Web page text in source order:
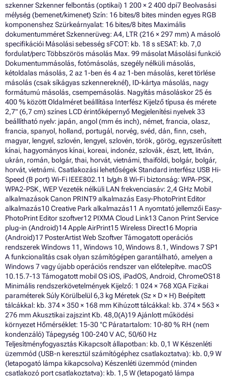
szkenner Szkenner felbontás (optikai) 1 200 × 2 400 dpi7 Beolvasási
mélység (bemenet/kimenet) Szín: 16 bites/8 bites minden egyes RGB
komponenshez Szürkeárnyalat: 16 bites/8 bites Maximális
dokumentumméret Szkennerüveg: A4, LTR (216 × 297 mm) A másoló
specifikációi Másolási sebesség sFCOT: kb. 18 s sESAT: kb. 7,0
fordulat/perc Többszörös másolás Max. 99 másolat Másolási funkció
Dokumentummásolás, fotómásolás, szegély nélküli másolás,
kétoldalas másolás, 2 az 1-ben és 4 az 1-ben másolás, keret törlése
másolás (csak síkágyas szkennereknél), ID-kártya másolás, nagy
formátumú másolás, csempemásolás. Nagyítás másoláskor 25 és
400 % között Oldalméret beállítása Interfész Kijelző típusa és mérete
2,7" (6,7 cm) színes LCD érintőképernyő Megjelenítési nyelvek 33
beállítható nyelv: japán, angol (mm és inch), német, francia, olasz,
francia, spanyol, holland, portugál, norvég, svéd, dán, finn, cseh,
magyar, lengyel, szlovén, lengyel, szlovén, török, görög, egyszerűsített
kínai, hagyományos kínai, koreai, indonéz, szlovák, észt, lett, litván,
ukrán, román, bolgár, thai, horvát, vietnámi, thaiföldi, bolgár, bolgár,
horvát, vietnámi. Csatlakozási lehetőségek Standard interfész USB Hi-
Speed (B port) Wi-Fi IEEE802.11 b/g/n 8 Wi-Fi biztonság: WPA-PSK,
WPA2-PSK, WEP Vezeték nélküli LAN frekvenciasáv: 2,4 GHz Mobil
alkalmazások Canon PRINT9 alkalmazás Easy-PhotoPrint Editor
alkalmazás10 Creative Park alkalmazás11 A nyomtató jellemzői Easy-
PhotoPrint Editor szoftver12 PIXMA Cloud Link13 Canon Print Service
plug-in (Android)14 Apple AirPrint15 Wireless Direct16 Mopria
(Android)17 PosterArtist Web Szoftver Támogatott operációs
rendszerek Windows 11, Windows 10, Windows 8.1, Windows 7 SP1
A funkcionalitás csak olyan számítógépen garantálható, amelyen a
Windows 7 vagy újabb operációs rendszer van előtelepítve. macOS
10.15.7-13 Támogatott mobil OS iOS, iPadOS, Android, ChromeOS18
Minimális rendszerkövetelmények Kijelző: 1 024 × 768 XGA Fizikai
paraméterek Súly Körülbelül 6,3 kg Méretek (Sz × D × H) Beépített
tálcákkal: kb. 374 × 350 × 168 mm Kihúzott tálcákkal: kb. 374 × 563 ×
276 mm Akusztikai zajszint Kb. 48,0(A)19 Ajánlott működési
környezet Hőmérséklet: 15-30 °C Páratartalom: 10-80 % RH (nem
kondenzáló) Tápegység 100-240 V AC, 50/60 Hz
Teljesítményfogyasztás Kikapcsolt állapotban: kb. 0,1 W Készenléti
üzemmód (USB-n keresztül számítógéphez csatlakoztatva): kb. 0,9 W
(letapogató lámpa kikapcsolva) Készenléti üzemmód (minden
csatlakozó port csatlakoztatva): kb. 1,5 W (letapogató lámpa